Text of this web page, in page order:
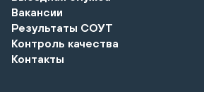
Вакансии
Результаты СОУТ
Контроль качества
Контакты